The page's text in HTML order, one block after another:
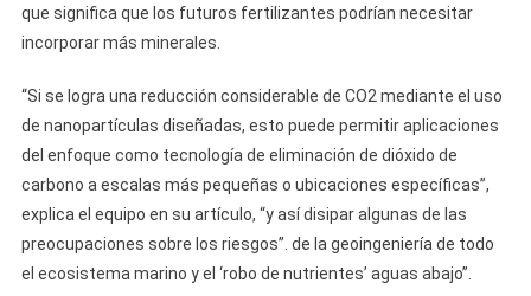
que significa que los futuros fertilizantes podrían necesitar
incorporar más minerales.
“Si se logra una reducción considerable de CO2 mediante el uso
de nanopartículas diseñadas, esto puede permitir aplicaciones
del enfoque como tecnología de eliminación de dióxido de
carbono a escalas más pequeñas o ubicaciones específicas”,
explica el equipo en su artículo, “y así disipar algunas de las
preocupaciones sobre los riesgos”. de la geoingeniería de todo
el ecosistema marino y el ‘robo de nutrientes’ aguas abajo”.